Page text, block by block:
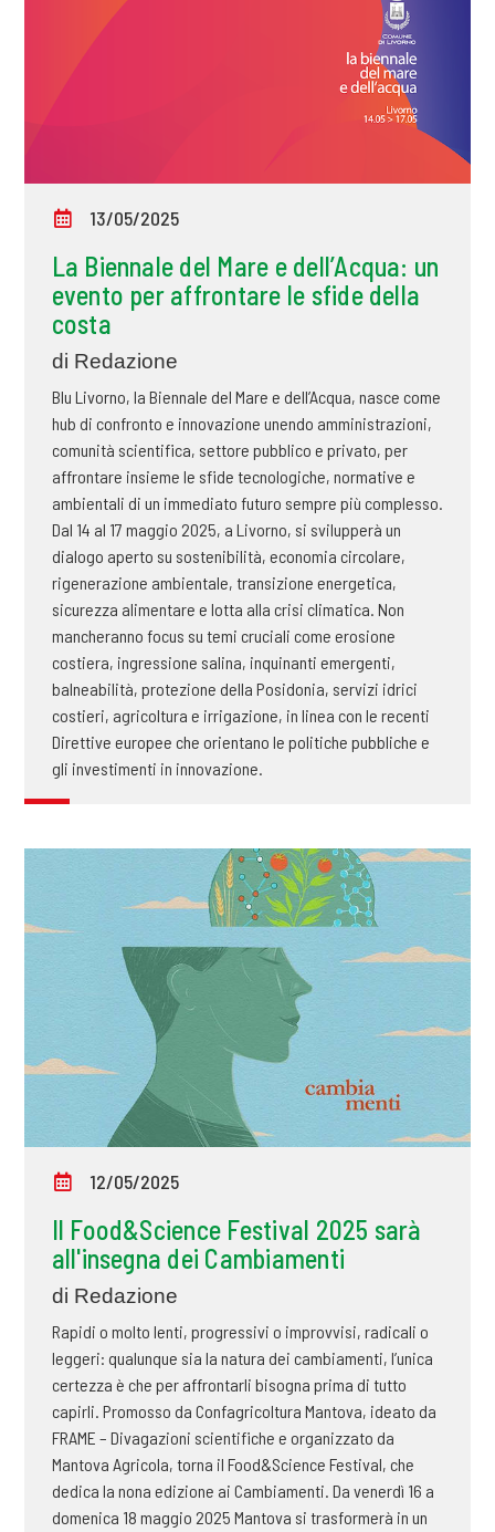
13/05/2025
La Biennale del Mare e dell’Acqua: un
evento per affrontare le sfide della
costa
di Redazione
Blu Livorno, la Biennale del Mare e dell’Acqua, nasce come
hub di confronto e innovazione unendo amministrazioni,
comunità scientifica, settore pubblico e privato, per
affrontare insieme le sfide tecnologiche, normative e
ambientali di un immediato futuro sempre più complesso.
Dal 14 al 17 maggio 2025, a Livorno, si svilupperà un
dialogo aperto su sostenibilità, economia circolare,
rigenerazione ambientale, transizione energetica,
sicurezza alimentare e lotta alla crisi climatica. Non
mancheranno focus su temi cruciali come erosione
costiera, ingressione salina, inquinanti emergenti,
balneabilità, protezione della Posidonia, servizi idrici
costieri, agricoltura e irrigazione, in linea con le recenti
Direttive europee che orientano le politiche pubbliche e
gli investimenti in innovazione.
12/05/2025
Il Food&Science Festival 2025 sarà
all'insegna dei Cambiamenti
di Redazione
Rapidi o molto lenti, progressivi o improvvisi, radicali o
leggeri: qualunque sia la natura dei cambiamenti, l’unica
certezza è che per affrontarli bisogna prima di tutto
capirli. Promosso da Confagricoltura Mantova, ideato da
FRAME – Divagazioni scientifiche e organizzato da
Mantova Agricola, torna il Food&Science Festival, che
dedica la nona edizione ai Cambiamenti. Da venerdì 16 a
domenica 18 maggio 2025 Mantova si trasformerà in un